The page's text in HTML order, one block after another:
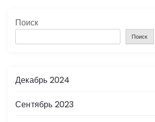
Поиск
Поиск
Декабрь 2024
Сентябрь 2023